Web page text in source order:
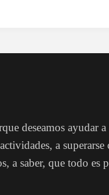
deseamos ayudar a
a
a saber, que todo es